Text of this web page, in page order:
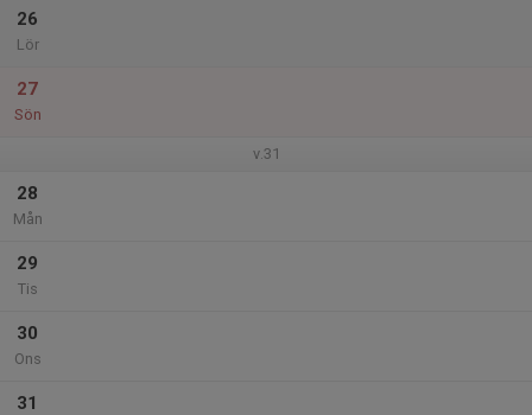
26
Lör
27
Sön
v.31
28
Mån
29
Tis
30
Ons
31